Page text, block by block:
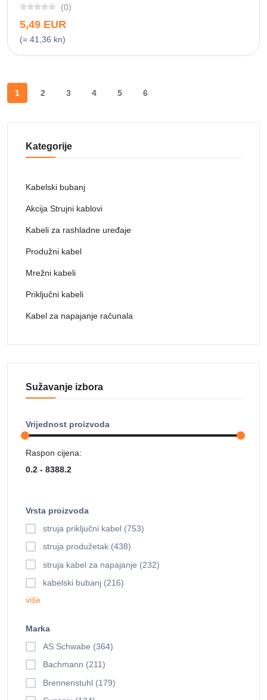
(0)
5,49 EUR
(= 41,36 kn)
1 2 3 4 5 6
Kategorije
Kabelski bubanj
Akcija Strujni kablovi
Kabeli za rashladne uređaje
Produžni kabel
Mrežni kabeli
Priključni kabeli
Kabel za napajanje računala
Sužavanje izbora
Vrijednost proizvoda
Raspon cijena:
Vrsta proizvoda
struja priključni kabel (753)
struja produžetak (438)
struja kabel za napajanje (232)
kabelski bubanj (216)
više
Marka
AS Schwabe (364)
Bachmann (211)
Brennenstuhl (179)